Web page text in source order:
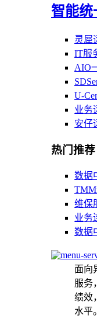
智能统
灵犀
IT服
AIO
U-
业务
安仔
热门推荐
数据
维保
业务
数据
面向
服务
绩效
水平。